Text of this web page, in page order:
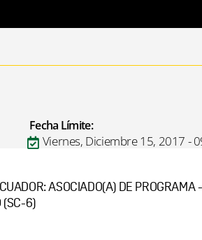
Fecha Límite:
Viernes, Diciembre 15, 2017 -
ASOCIADO(A) DE PROGRAMA -
(SC-6)